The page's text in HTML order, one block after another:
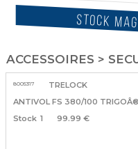
STOCK
ACCESSOIRES >
8005317
TRELOCK
ANTIVOL FS 380/100
1
99.99 €